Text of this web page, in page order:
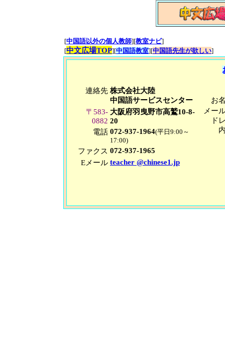
[中国語以外の個人教師][教室ナビ]
[中文広場TOP][中国語教室][中国語先生が欲しい]
連絡先 株式会社大陸
中国語サービスセンター
お
メー
ド
〒583-
0882
大阪府羽曳野市高鷲10-8-
20
電話 072-937-1964(平日9:00～
17:00)
ファクス 072-937-1965
Eメール teacher @chinese1.jp